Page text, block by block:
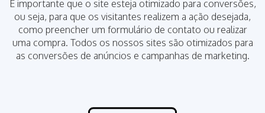
É importante que o site esteja otimizado para conversões,
ou seja, para que os visitantes realizem a ação desejada,
como preencher um formulário de contato ou realizar
uma compra. Todos os nossos sites são otimizados para
as conversões de anúncios e campanhas de marketing.